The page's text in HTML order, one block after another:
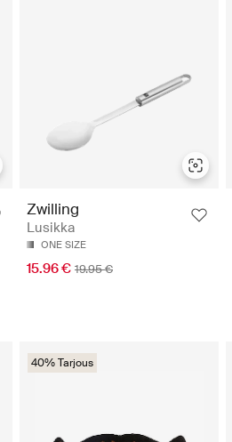
Zwilling
Lusikka
ONE SIZE
15.96 € 19.95 €
40% Tarjous